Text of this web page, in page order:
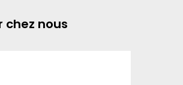
chez nous